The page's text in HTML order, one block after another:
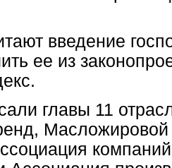
введение
ее из
главы 11